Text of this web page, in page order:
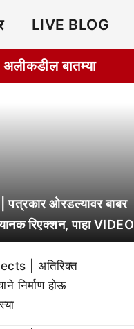
LIVE BLOG
बातम्या
ओरडल्यावर बाबर
रिएक्शन, पाहा VIDEO
| अतिरिक्त
निर्माण होऊ